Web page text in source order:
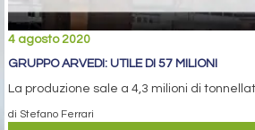
4 agosto 2020
GRUPPO ARVEDI: UTILE DI 57 MILIONI
La produzione sale a 4,3 milioni di
di Stefano Ferrari